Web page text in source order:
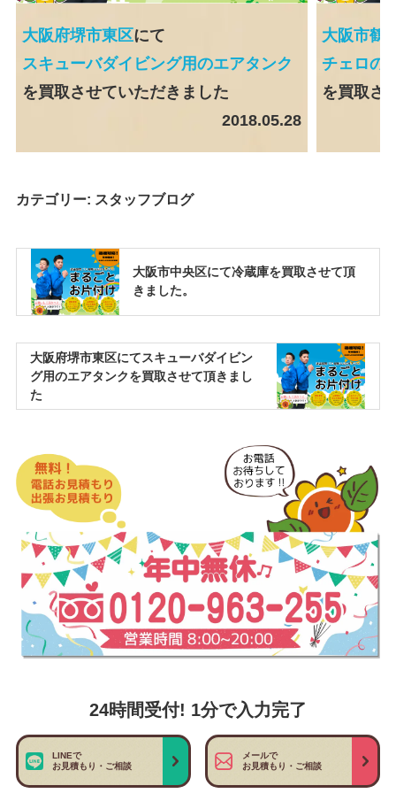
大阪府堺市東区にて
スキューバダイビング用のエアタンク
を買取させていただきました
2018.05.28
大阪市鶴
チェロの
を買取さ
カテゴリー: スタッフブログ
大阪市中央区にて冷蔵庫を買取させて頂
きました。
大阪府堺市東区にてスキューバダイビン
グ用のエアタンクを買取させて頂きまし
た
24時間受付! 1分で入力完了
LINEで
お見積もり・ご相談
メールで
お見積もり・ご相談